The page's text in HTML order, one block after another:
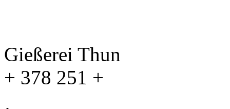
Gießerei Thun
+ 378 251 +